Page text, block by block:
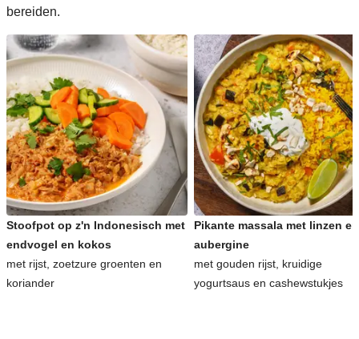
bereiden.
Stoofpot op z'n Indonesisch met
endvogel en kokos
met rijst, zoetzure groenten en
koriander
Pikante massala met linzen en
aubergine
met gouden rijst, kruidige
yogurtsaus en cashewstukjes